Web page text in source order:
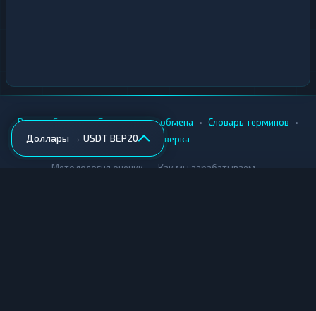
Доллары → USDT BEP20
Вики • Города • Безопасность обмена • Словарь терминов •
AML-проверка
Методология оценки Как мы зарабатываем